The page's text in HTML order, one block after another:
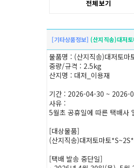
전체보기
[기타상품정보] (산지직송)대저
물품명 : (산지직송)대저토
중량/규격 : 2.5kg
산지명 : 대저_이용재
기간 : 2026-04-30 ~ 2026-
사유 :
5월초 공휴일에 따른 택배사
[대상물품]
(산지직송)대저토마토
[택배 발송 중단일]